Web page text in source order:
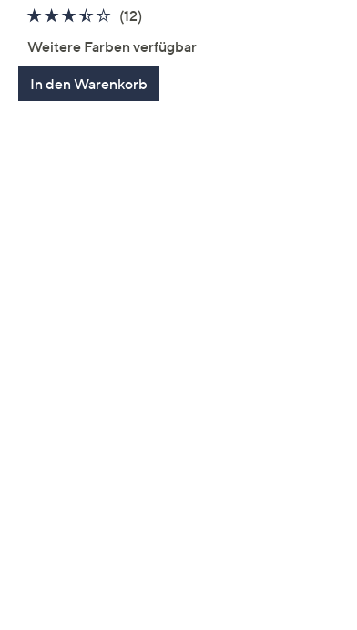
3.3
5
(12)
Weitere Farben verfügbar
In den Warenkorb